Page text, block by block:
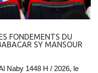
FONDEMENTS DU
SY MANSOUR
Naby 1448 H / 2026, le